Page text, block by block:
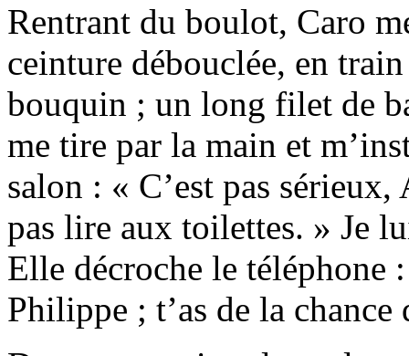
Rentrant du boulot, Caro
ceinture débouclée, en
bouquin ; un long filet de
me tire par la main et
salon : « C’est pas
pas lire aux toilettes. » Je
Elle décroche le téléphone
Philippe ; t’as de la